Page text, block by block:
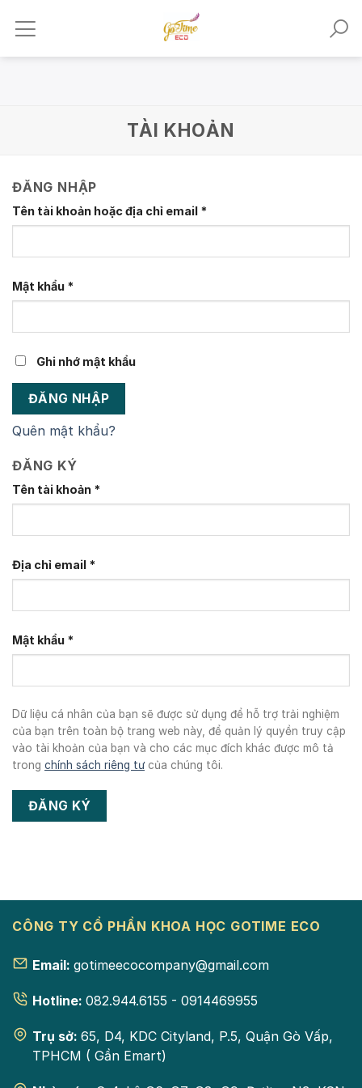
TÀI KHOẢN
ĐĂNG NHẬP
Tên tài khoản hoặc địa chỉ email *
Mật khẩu *
Ghi nhớ mật khẩu
ĐĂNG NHẬP
Quên mật khẩu?
ĐĂNG KÝ
Tên tài khoản *
Địa chỉ email *
Mật khẩu *
Dữ liệu cá nhân của bạn sẽ được sử dụng để hỗ trợ trải nghiệm
của bạn trên toàn bộ trang web này, để quản lý quyền truy cập
vào tài khoản của bạn và cho các mục đích khác được mô tả
trong chính sách riêng tưcủa chúng tôi.
ĐĂNG KÝ
CÔNG TY CỔ PHẦN KHOA HỌC GOTIME ECO
Email: gotimeecocompany@gmail.com
Hotline: 082.944.6155 - 0914469955
Trụ sở: 65, D4, KDC Cityland, P.5, Quận Gò Vấp,
TPHCM ( Gần Emart)